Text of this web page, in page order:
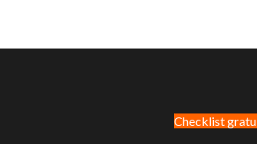
Checklist